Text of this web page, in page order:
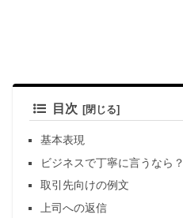
目次
基本表現
ビジネスで丁寧に言うなら？
取引先向けの例文
上司への返信